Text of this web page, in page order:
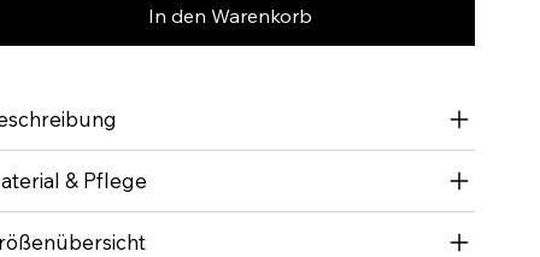
In den Warenkorb
& Pflege